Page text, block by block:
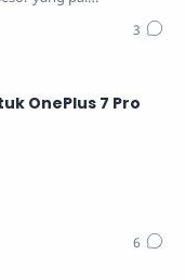
OnePlus 7 Pro